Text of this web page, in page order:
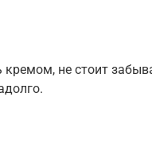
не стоит